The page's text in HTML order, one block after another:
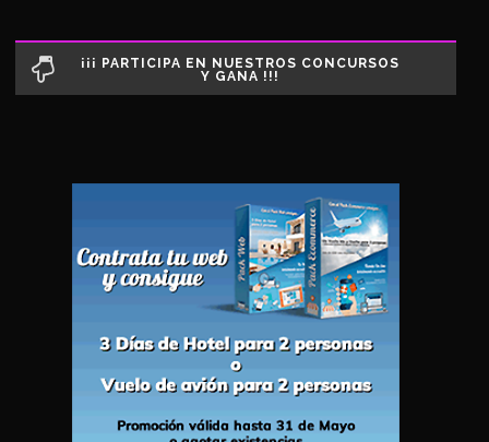
¡¡¡ PARTICIPA EN NUESTROS CONCURSOS
Y GANA !!!